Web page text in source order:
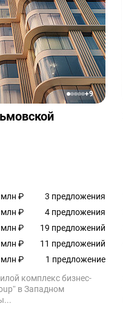
12345+9
млн ₽
3 предложения
млн ₽
4 предложения
млн ₽
19 предложений
млн ₽
11 предложений
млн ₽
1 предложение
комплекс бизнес-
в Западном